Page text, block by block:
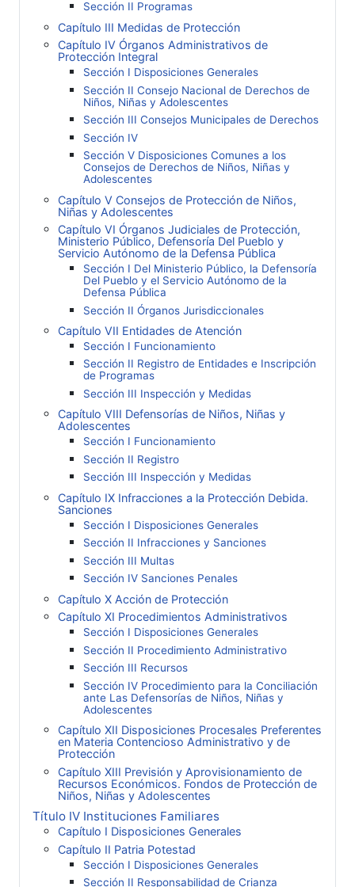
Sección II Programas
Capítulo III Medidas de Protección
Capítulo IV Órganos Administrativos de
Protección Integral
Sección I Disposiciones Generales
Sección II Consejo Nacional de Derechos de
Niños, Niñas y Adolescentes
Sección III Consejos Municipales de Derechos
Sección IV
Sección V Disposiciones Comunes a los
Consejos de Derechos de Niños, Niñas y
Adolescentes
Capítulo V Consejos de Protección de Niños,
Niñas y Adolescentes
Capítulo VI Órganos Judiciales de Protección,
Ministerio Público, Defensoría Del Pueblo y
Servicio Autónomo de la Defensa Pública
Sección I Del Ministerio Público, la Defensoría
Del Pueblo y el Servicio Autónomo de la
Defensa Pública
Sección II Órganos Jurisdiccionales
Capítulo VII Entidades de Atención
Sección I Funcionamiento
Sección II Registro de Entidades e Inscripción
de Programas
Sección III Inspección y Medidas
Capítulo VIII Defensorías de Niños, Niñas y
Adolescentes
Sección I Funcionamiento
Sección II Registro
Sección III Inspección y Medidas
Capítulo IX Infracciones a la Protección Debida.
Sanciones
Sección I Disposiciones Generales
Sección II Infracciones y Sanciones
Sección III Multas
Sección IV Sanciones Penales
Capítulo X Acción de Protección
Capítulo XI Procedimientos Administrativos
Sección I Disposiciones Generales
Sección II Procedimiento Administrativo
Sección III Recursos
Sección IV Procedimiento para la Conciliación
ante Las Defensorías de Niños, Niñas y
Adolescentes
Capítulo XII Disposiciones Procesales Preferentes
en Materia Contencioso Administrativo y de
Protección
Capítulo XIII Previsión y Aprovisionamiento de
Recursos Económicos. Fondos de Protección de
Niños, Niñas y Adolescentes
Título IV Instituciones Familiares
Capítulo I Disposiciones Generales
Capítulo II Patria Potestad
Sección I Disposiciones Generales
Sección II Responsabilidad de Crianza